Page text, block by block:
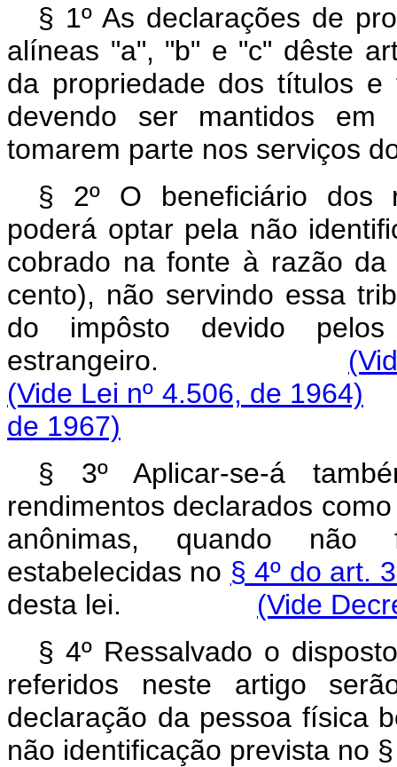
§ 1º As declarações de
alíneas "a", "b" e "c" dêste
da propriedade dos títulos
devendo ser mantidos
tomarem parte nos serviços
§ 2º O beneficiário dos
poderá optar pela não
cobrado na fonte à razão
cento), não servindo essa
do impôsto devido
estrangeiro.
(Vide Lei nº 4.506, de 1964)
de 1967)
§ 3º Aplicar-se-á
rendimentos declarados
anônimas, quando não
estabelecidas no § 4º do art.
desta lei. (Vide
§ 4º Ressalvado o
referidos neste artigo
declaração da pessoa física
não identificação prevista no